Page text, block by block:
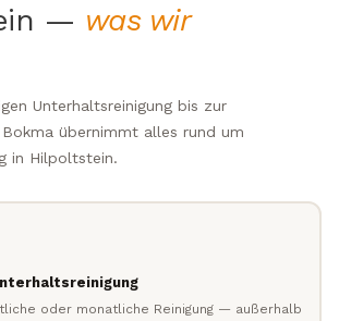
— was wir
Unterhaltsreinigung bis zur
übernimmt alles rund um
in Hilpoltstein.
oder monatliche Reinigung — außerhalb